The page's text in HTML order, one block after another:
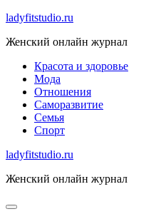
Skip
content
ladyfitstudio.ru
Женский онлайн журнал
Красота и здоровье
Мода
Отношения
Саморазвитие
Семья
Спорт
ladyfitstudio.ru
Женский онлайн журнал